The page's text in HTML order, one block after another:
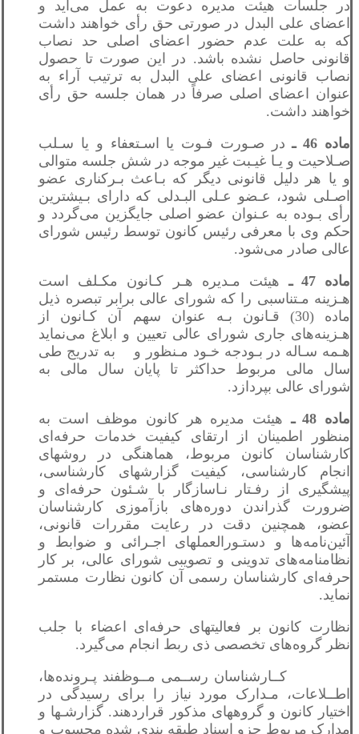
در جلسات هیئت مدیره دعوت به عمل می‌آید و
اعضای علی‌ البدل در صورتی حق رأی خواهند داشت
که به‌ علت عدم حضور اعضای اصلی حد نصاب
قانونی حاصل نشده باشد. در این صورت تا حصول
نصاب قانونی اعضای علی البدل به ترتیب آراء به
عنوان اعضای اصلی صرفاً در همان جلسه حق رأی
خواهند داشت.
ماده 46 ـ
در صـورت فـوت یا اسـتعفاء و یا سـلب
صـلاحیت و یـا غیـبت غیر موجه در شش جلسه متوالی
و یا هر دلیل قانونی دیگر که بـاعث بـرکناری عضو
اصـلی شود، عـضو عـلی ‌البـدلی که دارای بـیشترین
رأی بـوده به عـنوان عضو اصلی جایگزین می‌گردد و
حکم وی با معرفی رئیس کانون توسط رئیس شورای
عالی صادر می‌شود.
ماده 47 ـ
هیئت مـدیره هـر کـانون مکـلف است
هـزینه مـتناسبی را که شورای عالی برابر تبصره ذیل
ماده (30) قـانون بـه عنوان سهم آن کـانون از
هـزینه‌های جاری شورای عالی تعیین و ابلاغ می‌نماید
هـمه سـاله در بـودجه خـود مـنظور و به تدریج طی
سال مالی مربوط حداکثر تا پایان سال مالی به
شورای عالی بپردازد.
ماده 48 ـ
هیئت مدیره هر کانون موظف است به
منظور اطمینان از ارتقای کیفیت خدمات حرفه‌ای
کارشناسان کانون مربوط، هماهنگی در روشهای
انجام کارشناسی، کیفیت گزارشهای کارشناسی،
پیشگیری از رفـتار نـاسازگار با شـئون حرفه‌ای و
ضرورت گذراندن دوره‌های بازآموزی کارشناسان
عضو، همچنین دقت در رعایت مقررات قانونی،
آئین‌نامه‌ها و دستـورالعملهای اجـرائی و ضوابط و
نظامنامه‌های تدوینی و تصویبی شورای عالی، بر کار
حرفه‌ای کارشناسان رسمی آن کانون نظارت مستمر
نماید.
نظارت کانون بر فعالیتهای حرفه‌ای اعضاء با جلب
نظر گروه‌های تخصصی ذی‌ ربط انجام می‌گيرد.
کــارشناسان رســمی مــوظفند پـرونده‌ها،
اطــلاعات، مـدارک مورد نیاز را برای رسیدگی در
اختیار کانون و گروههای مذکور قراردهند. گزارشـها و
مدارک مربوط جزو اسناد طبقه بندی شده محسوب و